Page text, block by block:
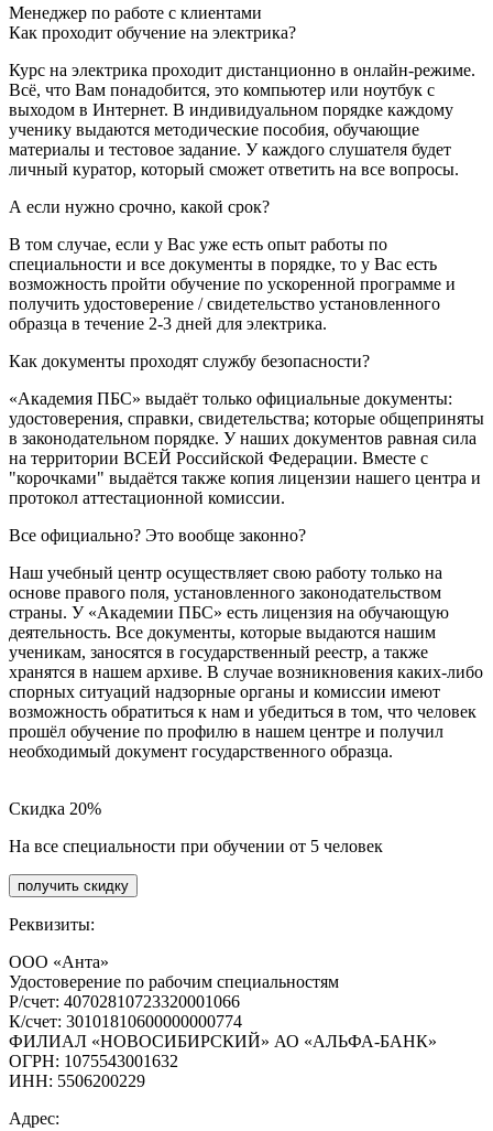
Менеджер по работе с клиентами
Как проходит обучение на электрика?
Курс на электрика проходит дистанционно в онлайн-режиме.
Всё, что Вам понадобится, это компьютер или ноутбук с
выходом в Интернет. В индивидуальном порядке каждому
ученику выдаются методические пособия, обучающие
материалы и тестовое задание. У каждого слушателя будет
личный куратор, который сможет ответить на все вопросы.
А если нужно срочно, какой срок?
В том случае, если у Вас уже есть опыт работы по
специальности и все документы в порядке, то у Вас есть
возможность пройти обучение по ускоренной программе и
получить удостоверение / свидетельство установленного
образца в течение 2-3 дней для электрика.
Как документы проходят службу безопасности?
«Академия ПБС» выдаёт только официальные документы:
удостоверения, справки, свидетельства; которые общеприняты
в законодательном порядке. У наших документов равная сила
на территории ВСЕЙ Российской Федерации. Вместе с
"корочками" выдаётся также копия лицензии нашего центра и
протокол аттестационной комиссии.
Все официально? Это вообще законно?
Наш учебный центр осуществляет свою работу только на
основе правого поля, установленного законодательством
страны. У «Академии ПБС» есть лицензия на обучающую
деятельность. Все документы, которые выдаются нашим
ученикам, заносятся в государственный реестр, а также
хранятся в нашем архиве. В случае возникновения каких-либо
спорных ситуаций надзорные органы и комиссии имеют
возможность обратиться к нам и убедиться в том, что человек
прошёл обучение по профилю в нашем центре и получил
необходимый документ государственного образца.
Скидка 20%
На все специальности при обучении от 5 человек
получить скидку
Реквизиты:
ООО «Анта»
Удостоверение по рабочим специальностям
Р/счет: 40702810723320001066
К/счет: 30101810600000000774
ФИЛИАЛ «НОВОСИБИРСКИЙ» АО «АЛЬФА-БАНК»
ОГРН: 1075543001632
ИНН: 5506200229
Адрес: